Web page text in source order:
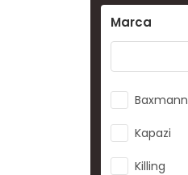
Marca
Baxmann
Kapazi
Killing